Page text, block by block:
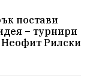
за България
постави
– турнири
Неофит Рилски